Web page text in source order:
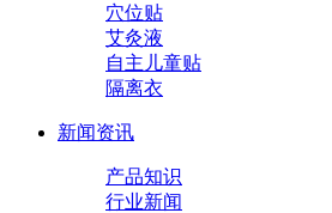
穴位贴
艾灸液
自主儿童贴
隔离衣
新闻资讯
产品知识
行业新闻